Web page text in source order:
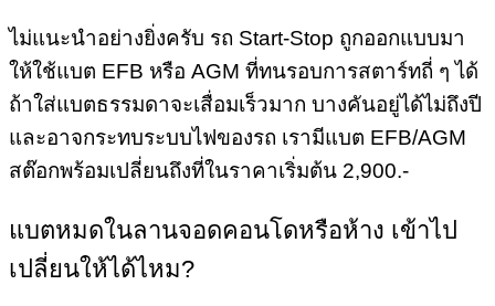
ไม่แนะนำอย่างยิ่งครับ รถ Start-Stop ถูกออกแบบมา
ให้ใช้แบต EFB หรือ AGM ที่ทนรอบการสตาร์ทถี่ ๆ ได้
ถ้าใส่แบตธรรมดาจะเสื่อมเร็วมาก บางคันอยู่ได้ไม่ถึงปี
และอาจกระทบระบบไฟของรถ เรามีแบต EFB/AGM
สต๊อกพร้อมเปลี่ยนถึงที่ในราคาเริ่มต้น 2,900.-
แบตหมดในลานจอดคอนโดหรือห้าง เข้าไป
เปลี่ยนให้ได้ไหม?